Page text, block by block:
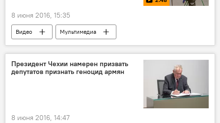
8 июня 2016, 15:35
Видео Мультимедиа
Президент Чехии намерен призвать
депутатов признать геноцид армян
8 июня 2016, 14:47